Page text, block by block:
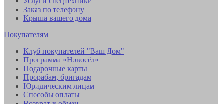
Заказ по телефону
Крыша вашего дома
Покупателям
Клуб покупателей "Ваш Дом"
Программа «Новосёл»
Подарочные карты
Прорабам, бригадам
Юридическим лицам
Способы оплаты